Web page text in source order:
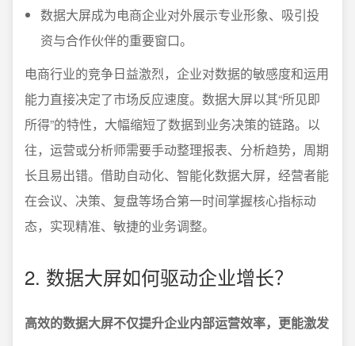
数据大屏成为电商企业对外展示专业形象、吸引投
资与合作伙伴的重要窗口。
电商行业的竞争日益激烈，企业对数据的敏感度和运用
能力直接决定了市场反应速度。数据大屏以其“所见即
所得”的特性，大幅缩短了数据到业务决策的链路。以
往，运营或分析师需要手动整理报表、分析趋势，周期
长且易出错。借助自动化、智能化数据大屏，经营者能
在会议、决策、复盘等场合第一时间掌握核心指标动
态，实现精准、敏捷的业务调整。
2. 数据大屏如何驱动企业增长？
高效的数据大屏不仅提升企业内部运营效率，更能激发